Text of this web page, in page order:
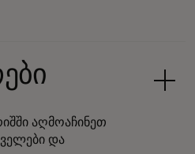
აღმოაჩინეთ
და